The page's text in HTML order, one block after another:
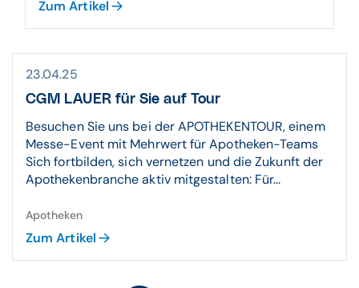
Zum Artikel
23.04.25
CGM LAUER für Sie auf Tour
Besuchen Sie uns bei der APOTHEKENTOUR, einem
Messe-Event mit Mehrwert für Apotheken-Teams
Sich fortbilden, sich vernetzen und die Zukunft der
Apothekenbranche aktiv mitgestalten: Für...
Apotheken
Zum Artikel